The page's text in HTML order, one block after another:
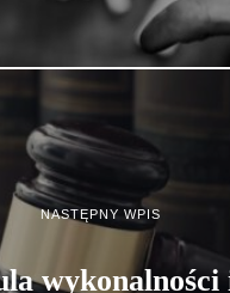
NASTĘPNY WPIS